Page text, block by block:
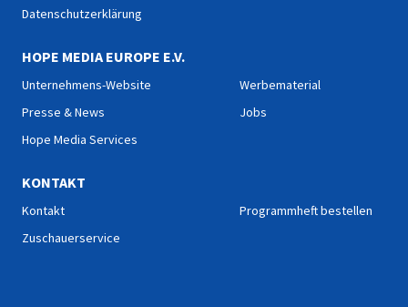
Datenschutzerklärung
HOPE MEDIA EUROPE E.V.
Unternehmens-Website
Presse & News
Hope Media Services
Werbematerial
Jobs
KONTAKT
Kontakt
Zuschauerservice
Programmheft bestellen